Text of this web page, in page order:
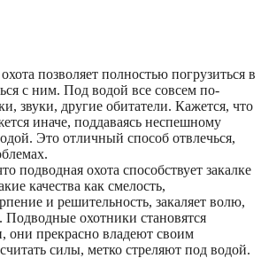
позволяет полностью погрузиться в
с ним. Под водой все совсем по-
звуки, другие обитатели. Кажется, что
иначе, поддаваясь неспешному
Это отличный способ отвлечься,
подводная охота способствует закалке
качества как смелость,
и решительность, закаляет волю,
Подводные охотники становятся
они прекрасно владеют своим
силы, метко стреляют под водой.